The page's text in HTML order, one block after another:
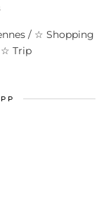
/ ☆ Shopping
Trip